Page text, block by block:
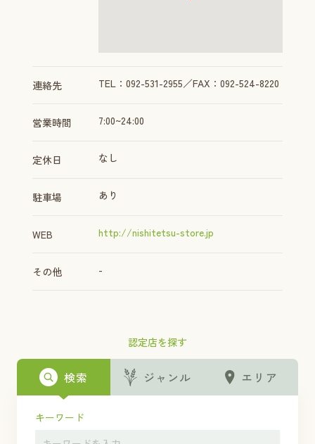
認定店を探す
検索 ジャンル エリア
キーワード
連絡先 TEL：092-531-2955／FAX：092-524-8220
営業時間 7:00~24:00
定休日 なし
駐車場 あり
WEB http://nishitetsu-store.jp
その他 -